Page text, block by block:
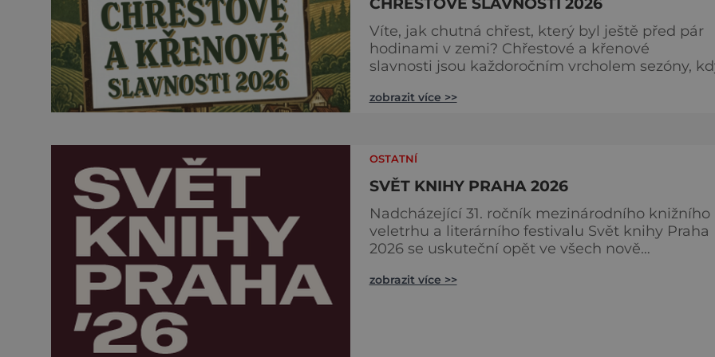
Víte, jak chutná chřest, který byl ještě před pár
hodinami v zemi? Chřestové a křenové
slavnosti jsou každoročním vrcholem sezóny,
oslavily „bílé a zelené zlato“ českých polí. Na co se
zdaleka není jen o holandské omáčce.
zobrazit více >>
OSTATNÍ
SVĚT KNIHY PRAHA 2026
Nadcházející 31. ročník mezinárodního knižního
veletrhu a literárního festivalu Svět knihy Praha
2026 se uskuteční opět ve všech nově
v pavilonu na Bruselské cestě. Programová část
zobrazit více >>